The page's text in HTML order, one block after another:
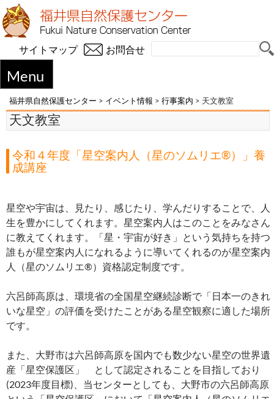
お問合せ
サイトマップ
Menu
福井県自然保護センター > イベント情報 > 行事案内 > 天文教室
天文教室
令和４年度「星空案内人（星のソムリエ®）」養
成講座
星空や宇宙は、見たり、感じたり、学んだりすることで、人
生を豊かにしてくれます。星空案内人はこのことをみなさん
に教えてくれます。「星・宇宙が好き」という気持ちを持つ
誰もが星空案内人になれるように導いてくれるのが星空案内
人（星のソムリエ®）資格認定制度です。
六呂師高原は、環境省の全国星空継続診断で「日本一のきれ
いな星空」の評価を受けたことがある星空観察に適した場所
です。
また、大野市は六呂師高原を国内でも数少ない星空の世界遺
産「星空保護区」 として認定されることを目指しており
(2023年度目標)、当センターとしても、大野市の六呂師高原